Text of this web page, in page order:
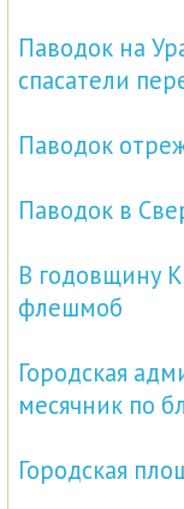
Паводок на
спасатели
Паводок
Паводок в
В годовщину
флешмоб
Городская
месячник по
Городская